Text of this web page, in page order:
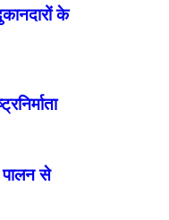
के
पालन से